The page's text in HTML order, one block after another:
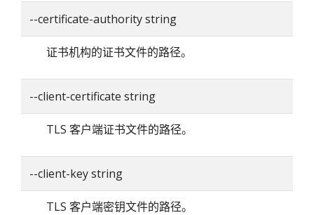
--certificate-authority string
证书机构的证书文件的路径。
--client-certificate string
TLS 客户端证书文件的路径。
--client-key string
TLS 客户端密钥文件的路径。